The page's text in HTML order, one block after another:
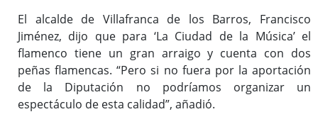
El alcalde de Villafranca de los Barros, Francisco
Jiménez, dijo que para ‘La Ciudad de la Música’ el
flamenco tiene un gran arraigo y cuenta con dos
peñas flamencas. “Pero si no fuera por la aportación
de la Diputación no podríamos organizar un
espectáculo de esta calidad”, añadió.